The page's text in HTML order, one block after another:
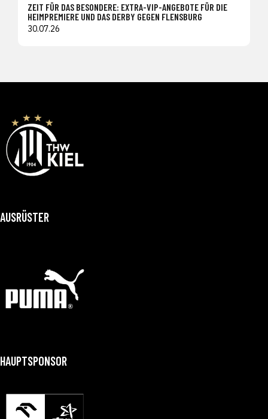
ZEIT FÜR DAS BESONDERE: EXTRA-VIP-ANGEBOTE FÜR DIE
HEIMPREMIERE UND DAS DERBY GEGEN FLENSBURG
30.07.26
AUSRÜSTER
HAUPTSPONSOR